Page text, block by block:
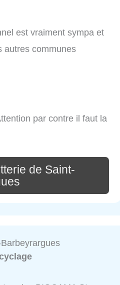
est vraiment sympa et
autres communes
par contre il faut la
de Saint-